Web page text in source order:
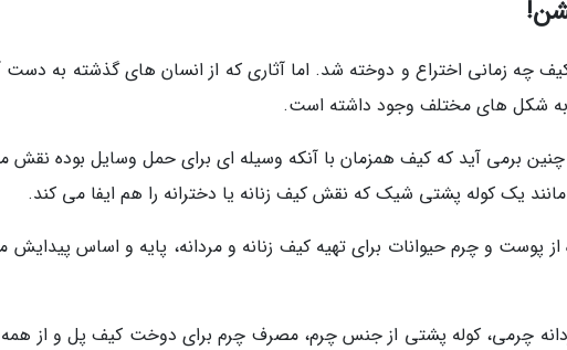
چه زمانی اختراع و دوخته شد. اما آثاری که از انسان های گذشته به دست
به شکل های مختلف وجود داشته است.
برمی آید که کیف همزمان با آنکه وسیله ای برای حمل وسایل بوده نقش
یک کوله پشتی شیک که نقش کیف زنانه یا دخترانه را هم ایفا می کند.
پوست و چرم حیوانات برای تهیه کیف زنانه و مردانه، پایه و اساس پیدایش
چرمی، کوله پشتی از جنس چرم، مصرف چرم برای دوخت کیف پل و از